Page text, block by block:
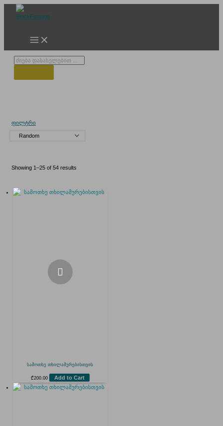
Products
ფილტრი
Showing 1–25 of 54 results
სამოთხე თხილამურებისთვის
₾200.00 Add to Cart